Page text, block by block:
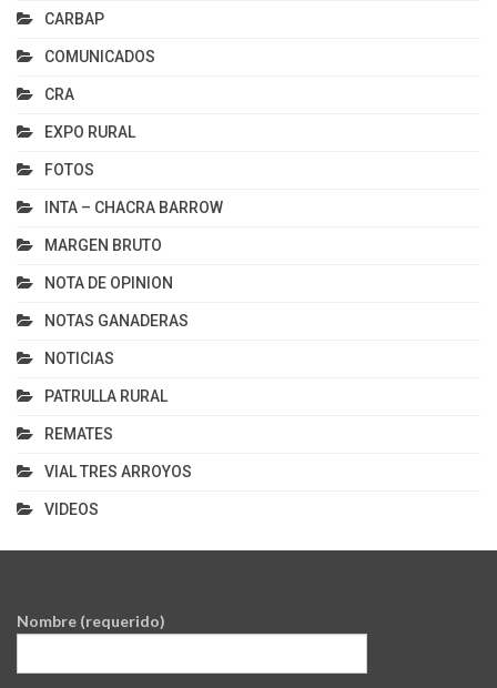
CARBAP
COMUNICADOS
CRA
EXPO RURAL
FOTOS
INTA – CHACRA BARROW
MARGEN BRUTO
NOTA DE OPINION
NOTAS GANADERAS
NOTICIAS
PATRULLA RURAL
REMATES
VIAL TRES ARROYOS
VIDEOS
Nombre (requerido)